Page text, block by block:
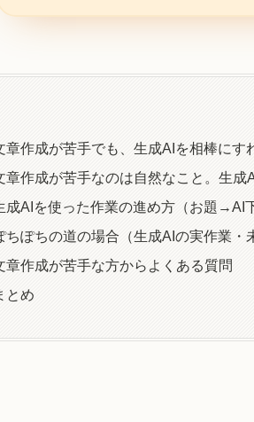
章作成が苦手でも、生成AIを相棒にす
章作成が苦手なのは自然なこと。生成
成AIを使った作業の進め方（お題→AI
ちぽちの道の場合（生成AIの実作業・
章作成が苦手な方からよくある質問
とめ